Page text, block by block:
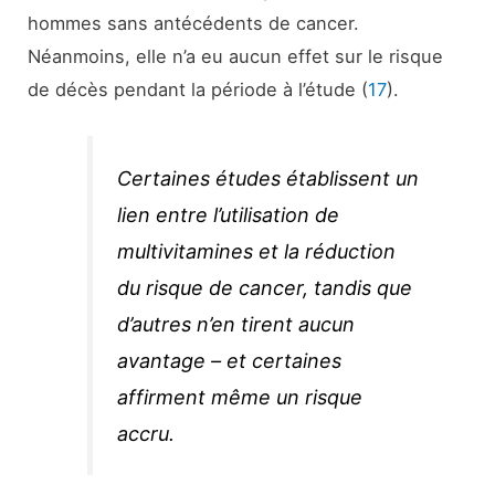
hommes sans antécédents de cancer.
Néanmoins, elle n’a eu aucun effet sur le risque
de décès pendant la période à l’étude (17).
Certaines études établissent un
lien entre l’utilisation de
multivitamines et la réduction
du risque de cancer, tandis que
d’autres n’en tirent aucun
avantage – et certaines
affirment même un risque
accru.